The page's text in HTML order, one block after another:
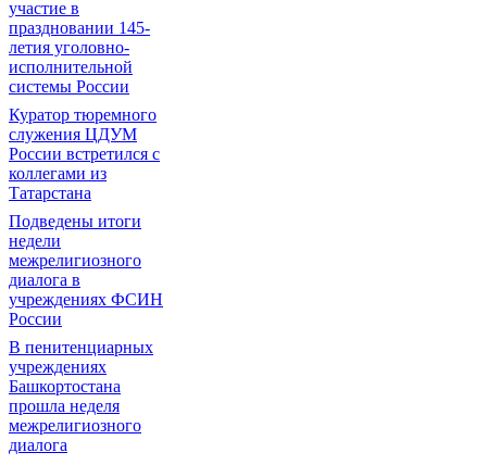
участие в
праздновании 145-
летия уголовно-
исполнительной
системы России
Куратор тюремного
служения ЦДУМ
России встретился с
коллегами из
Татарстана
Подведены итоги
недели
межрелигиозного
диалога в
учреждениях ФСИН
России
В пенитенциарных
учреждениях
Башкортостана
прошла неделя
межрелигиозного
диалога